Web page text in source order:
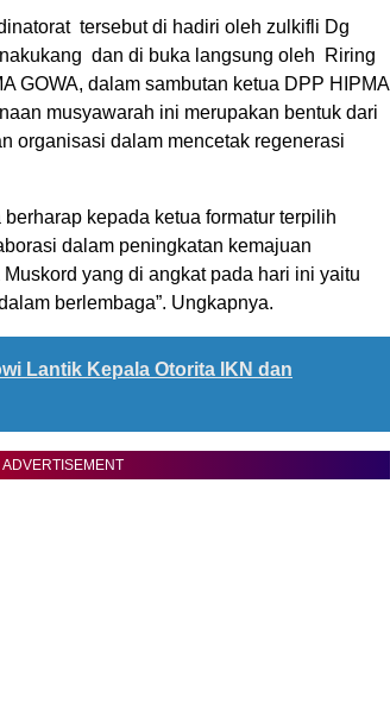
tersebut di hadiri oleh zulkifli Dg
dan di buka langsung oleh Riring
GOWA, dalam sambutan ketua DPP HIPMA
musyawarah ini merupakan bentuk dari
organisasi dalam mencetak regenerasi
kepada ketua formatur terpilih
dalam peningkatan kemajuan
yang di angkat pada hari ini yaitu
berlembaga”. Ungkapnya.
Lantik Kepala Otorita IKN dan
ADVERTISEMENT